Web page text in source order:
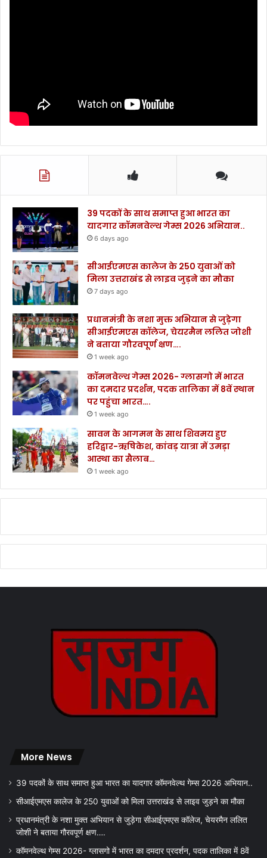
39 पदकों के साथ समाप्त हुआ भारत का
यादगार कॉमनवेल्थ गेम्स 2026 अभियान..
6 days ago
सीआईएमएस कालेज के 250 युवाओं को
मिला उत्तराखंड से लाइव जुड़ने का मौका
7 days ago
प्रधानमंत्री के नशा मुक्त अभियान से जुड़ेगा
सीआईएमएस कॉलेज, चेयरमैन ललित जोशी
ने बताया गौरवपूर्ण क्षण….
1 week ago
कॉमनवेल्थ गेम्स 2026- ग्लासगो में भारत
का दमदार प्रदर्शन, पदक तालिका में 8वें स्थान
पर पहुंचा भारत….
1 week ago
सावन के आगमन के साथ शिवमय हुए
हरिद्वार-ऋषिकेश, कांवड़ यात्रा में उमड़ा
आस्था का सैलाब…
1 week ago
More News
39 पदकों के साथ समाप्त हुआ भारत का यादगार कॉमनवेल्थ गेम्स 2026 अभियान..
सीआईएमएस कालेज के 250 युवाओं को मिला उत्तराखंड से लाइव जुड़ने का मौका
प्रधानमंत्री के नशा मुक्त अभियान से जुड़ेगा सीआईएमएस कॉलेज, चेयरमैन ललित
जोशी ने बताया गौरवपूर्ण क्षण….
कॉमनवेल्थ गेम्स 2026- ग्लासगो में भारत का दमदार प्रदर्शन, पदक तालिका में 8वें